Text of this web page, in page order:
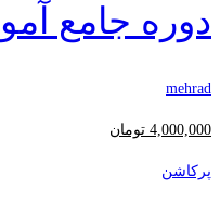
دوره جامع
mehrad
4,000,000 تومان
پرکاشن